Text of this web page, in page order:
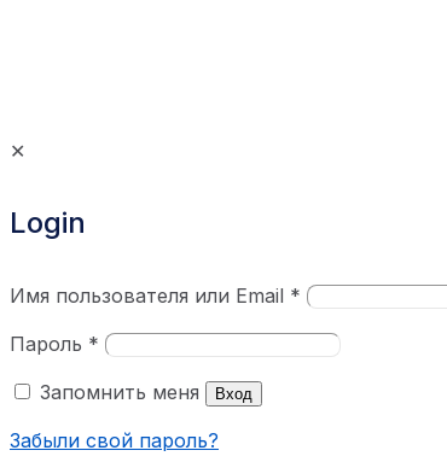
✕
Login
Имя пользователя или Email *
Пароль *
Запомнить меня
Вход
Забыли свой пароль?